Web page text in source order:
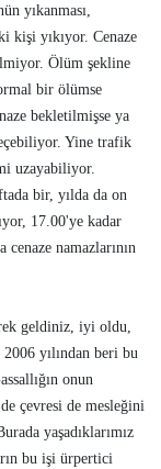
yıkanması,
kişi yıkıyor. Cenaze
Ölüm şekline
bir ölümse
bekletilmişse ya
Yine trafik
uzayabiliyor.
bir, yılda da on
17.00'ye kadar
namazlarının
geldiniz, iyi oldu,
yılından beri bu
onun
çevresi de mesleğini
yaşadıklarımız
bu işi ürpertici